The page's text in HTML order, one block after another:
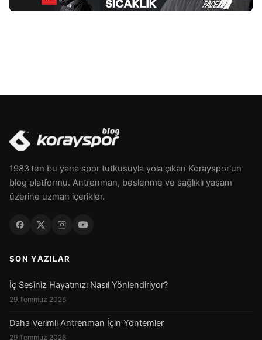
1983'ten bu yana spor tutkusuyla yola çıkan Korayspor'un
blog platformu. Antrenman, beslenme ve sağlıklı yaşam
üzerine uzman içerikler.
SON YAZILAR
İç Sesiniz Hayatınızı Nasıl Yönlendiriyor?
29 Temmuz 2026
Daha Verimli Antrenman İçin Yöntemler
29 Temmuz 2026